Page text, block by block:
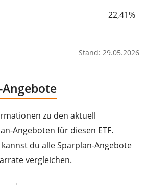
22,41%
Stand: 29.05.2026
Angebote
zu den aktuell
Angeboten für diesen ETF.
du alle Sparplan-Angebote
vergleichen.